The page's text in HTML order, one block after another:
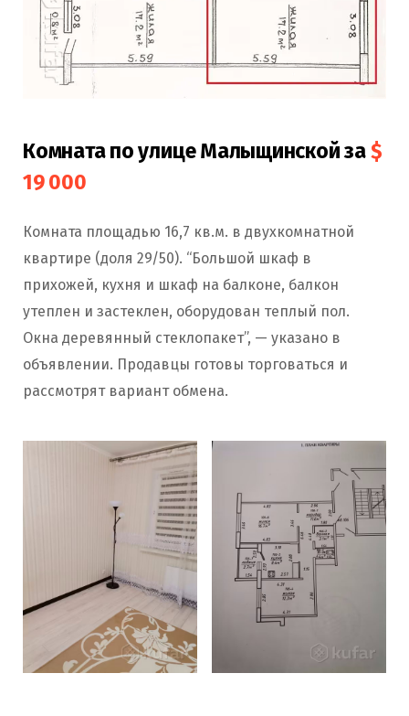
Комната по улице Малыщинской за$
19 000
Комната площадью 16,7 кв.м. в двухкомнатной
квартире (доля 29/50). “Большой шкаф в
прихожей, кухня и шкаф на балконе, балкон
утеплен и застеклен, оборудован теплый пол.
Окна деревянный стеклопакет”, — указано в
объявлении. Продавцы готовы торговаться и
рассмотрят вариант обмена.